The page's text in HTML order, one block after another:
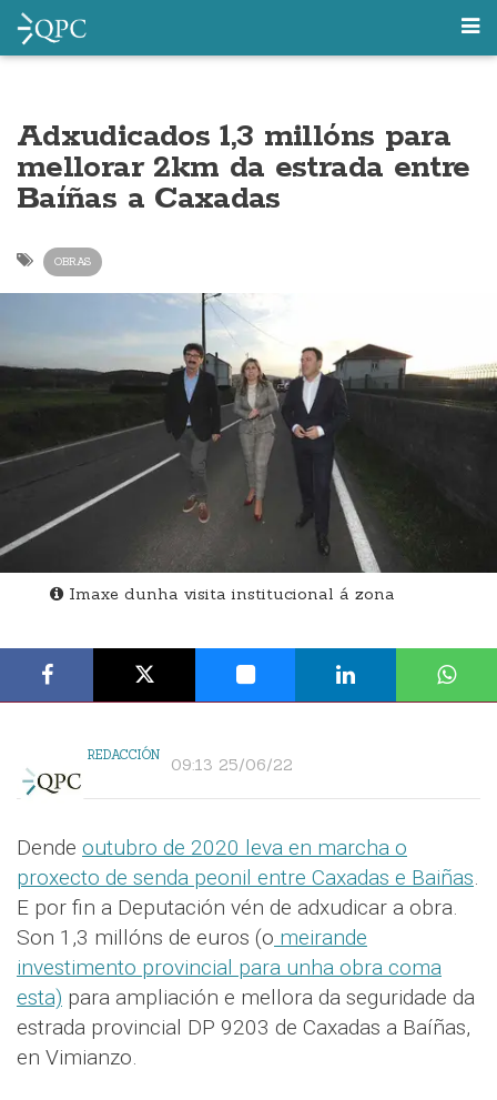
Adxudicados 1,3 millóns para
mellorar 2km da estrada entre
Baíñas a Caxadas
OBRAS
Imaxe dunha visita institucional á zona
REDACCIÓN 09:13 25/06/22
Dende outubro de 2020 leva en marcha o
proxecto de senda peonil entre Caxadas e Baiñas.
E por fin a Deputación vén de adxudicar a obra.
Son 1,3 millóns de euros (o meirande
investimento provincial para unha obra coma
esta) para ampliación e mellora da seguridade da
estrada provincial DP 9203 de Caxadas a Baíñas,
en Vimianzo.